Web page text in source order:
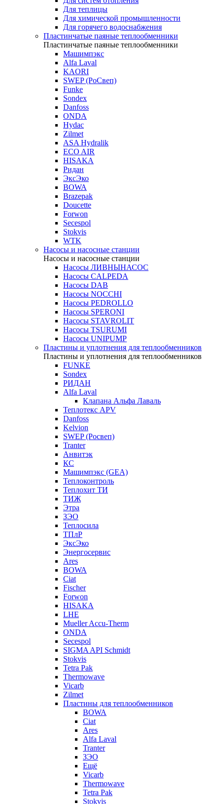
Для теплицы
Для химической промышленности
Для горячего водоснабжения
Пластинчатые паяные теплообменники
Пластинчатые паяные теплообменники
Машимпэкс
Alfa Laval
KAORI
SWEP (РоСвеп)
Funke
Sondex
Danfoss
ONDA
Hydac
Zilmet
ASA Hydralik
ECO AIR
HISAKA
Ридан
ЭксЭко
BOWA
Brazepak
Doucette
Forwon
Secespol
Stokvis
WTK
Насосы и насосные станции
Насосы и насосные станции
Насосы ЛИВНЫНАСОС
Насосы CALPEDA
Насосы DAB
Насосы NOCCHI
Насосы PEDROLLO
Насосы SPERONI
Насосы STAVROLIT
Насосы TSURUMI
Насосы UNIPUMP
Пластины и уплотнения для теплообменников
Пластины и уплотнения для теплообменников
FUNKE
Sondex
РИДАН
Alfa Laval
Клапана Альфа Лаваль
Теплотекс APV
Danfoss
Kelvion
SWEP (Росвеп)
Tranter
Анвитэк
КС
Машимпэкс (GEA)
Теплоконтроль
Теплохит ТИ
ТИЖ
Этра
ЗЭО
Теплосила
ТПлР
ЭксЭко
Энергосервис
Ares
BOWA
Ciat
Fischer
Forwon
HISAKA
LHE
Mueller Accu-Therm
ONDA
Secespol
SIGMA API Schmidt
Stokvis
Tetra Pak
Thermowave
Vicarb
Zilmet
Пластины для теплообменников
BOWA
Ciat
Ares
Alfa Laval
Tranter
ЗЭО
Ещё
Vicarb
Thermowave
Tetra Pak
Stokvis